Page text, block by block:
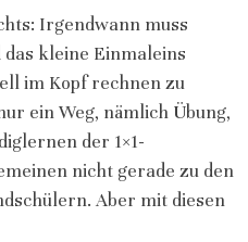
Irgendwann muss
das kleine Einmaleins
im Kopf rechnen zu
ein Weg, nämlich Übung,
der 1×1-
nicht gerade zu den
Aber mit diesen